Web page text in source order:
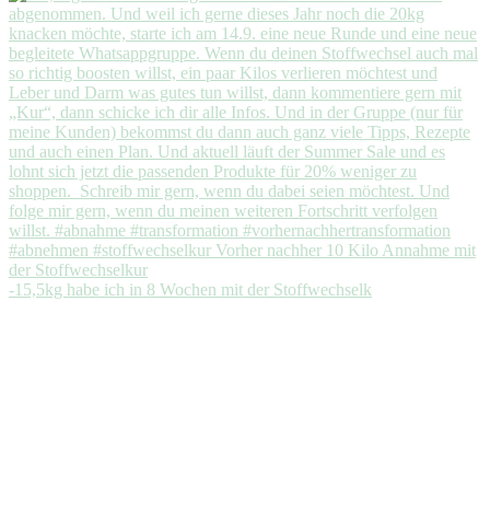
-15,5kg habe ich in 8 Wochen mit der Stoffwechselk